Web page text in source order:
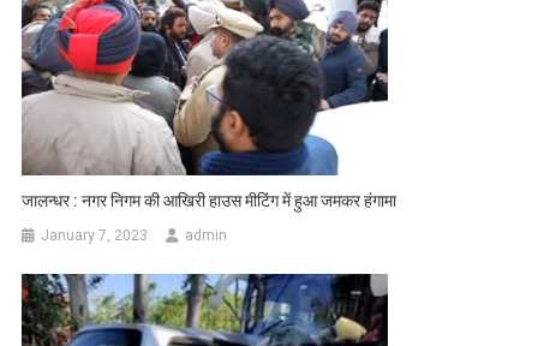
जालन्धर : नगर निगम की आखिरी हाउस मीटिंग में हुआ जमकर हंगामा
January 7, 2023 admin